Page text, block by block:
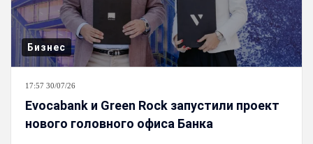
Бизнес
17:57 30/07/26
Evocabank и Green Rock запустили проект
нового головного офиса Банка